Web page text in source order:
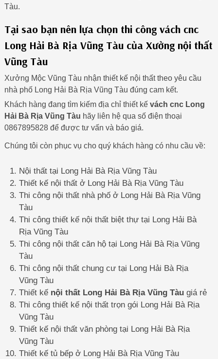
Tàu.
Tại sao bạn nên lựa chọn thi công vách cnc
Long Hải Bà Rịa Vũng Tàu của Xưởng nội thất
Vũng Tàu
Xưởng Mộc Vũng Tàu nhận thiết kế nội thất theo yêu cầu
nhà phố Long Hải Bà Rịa Vũng Tàu đúng cam kết.
Khách hàng đang tìm kiếm địa chỉ thiết kế vách cnc Long
Hải Bà Rịa Vũng Tàu hãy liên hệ qua số điện thoại
0867895828 để được tư vấn và báo giá.
Chúng tôi còn phục vụ cho quý khách hàng có nhu cầu về:
Nội thất tại Long Hải Bà Rịa Vũng Tàu
Thiết kế nội thất ở Long Hải Bà Rịa Vũng Tàu
Thi công nội thất nhà phố ở Long Hải Bà Rịa Vũng
Tàu
Thi công thiết kế nội thất biệt thự tại Long Hải Bà
Rịa Vũng Tàu
Thi công nội thất căn hộ tại Long Hải Bà Rịa Vũng
Tàu
Thi công nội thất chung cư tại Long Hải Bà Rịa
Vũng Tàu
Thiết kế nội thất Long Hải Bà Rịa Vũng Tàugiá rẻ
Thi công thiết kế nội thất trọn gói Long Hải Bà Rịa
Vũng Tàu
Thiết kế nội thất văn phòng tại Long Hải Bà Rịa
Vũng Tàu
Thiết kế tủ bếp ở Long Hải Bà Rịa Vũng Tàu